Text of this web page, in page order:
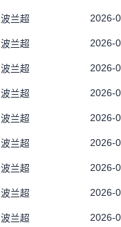
波兰超 2026-
波兰超 2026-
波兰超 2026-
波兰超 2026-
波兰超 2026-
波兰超 2026-
波兰超 2026-
波兰超 2026-
波兰超 2026-